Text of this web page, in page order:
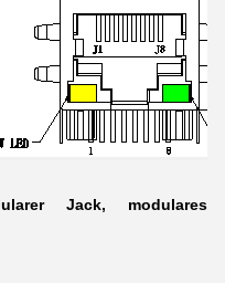
Jack, modulares